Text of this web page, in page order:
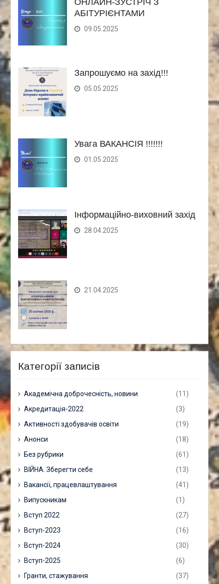
АБІТУРІЄНТАМИ
09.05.2025
Запрошуємо на захід!!!
05.05.2025
Увага ВАКАНСІЯ !!!!!!!
01.05.2025
Інформаційно-виховний захід
28.04.2025
21.04.2025
Категорії записів
Академічна доброчесність, новини
(11)
Акредитація-2022
(3)
Активності здобувачів освіти
(19)
Анонси
(18)
Без рубрики
(61)
ВІЙНА. Зберегти себе
(13)
Вакансії, працевлаштування
(41)
Випускникам
(1)
Вступ 2022
(27)
Вступ-2023
(16)
Вступ-2024
(30)
Вступ-2025
(6)
Гранти, стажування
(37)